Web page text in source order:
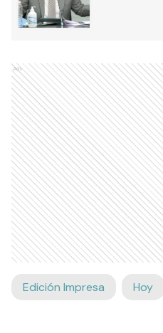
Ads
Edición Impresa Hoy